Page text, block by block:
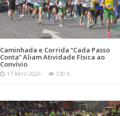
Caminhada e Corrida “Cada Passo
Conta” Aliam Atividade Física ao
Convívio
17 Abril 2026 130 K